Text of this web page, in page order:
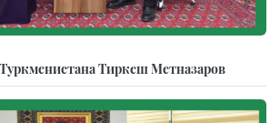
Тиркеш Мeтназаров